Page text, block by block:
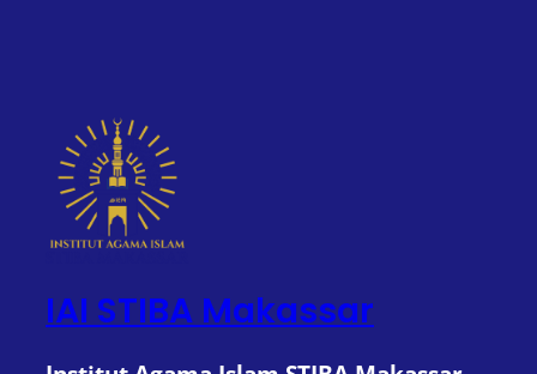
IAI STIBA Makassar